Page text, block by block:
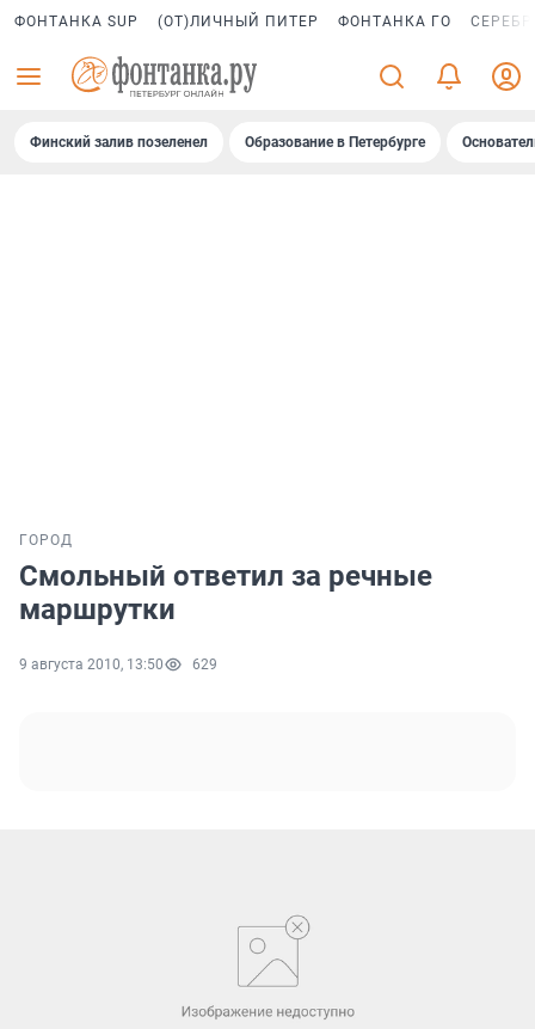
ФОНТАНКА SUP (ОТ)ЛИЧНЫЙ ПИТЕР ФОНТАНКА ГО
Финский залив позеленел Образование в Петербурге
ГОРОД
Смольный ответил за речные
маршрутки
9 августа 2010, 13:50 629